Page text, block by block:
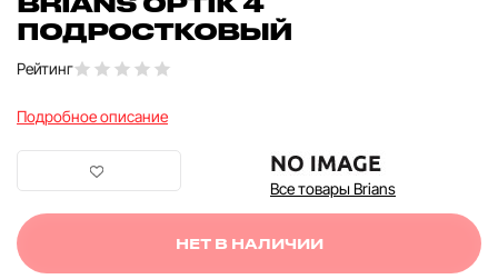
ПОДРОСТКОВЫЙ
Рейтинг
Подробное описание
Все товары Brians
НЕТ В НАЛИЧИИ